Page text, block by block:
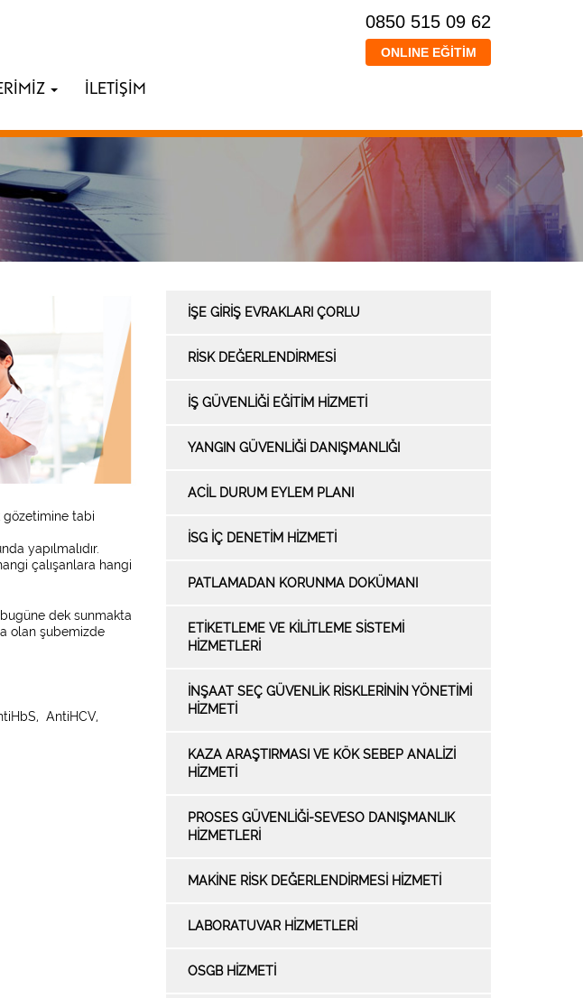
0850 515 09 62
ONLINE EĞİTİM
İLETİŞİM
gözetimine tabi
yapılmalıdır.
çalışanlara hangi
dek sunmakta
olan şubemizde
AntiHCV,
İŞE GİRİŞ EVRAKLARI ÇORLU
RİSK DEĞERLENDİRMESİ
İŞ GÜVENLİĞİ EĞİTİM HİZMETİ
YANGIN GÜVENLİĞİ DANIŞMANLIĞI
ACİL DURUM EYLEM PLANI
İSG İÇ DENETİM HİZMETİ
PATLAMADAN KORUNMA DOKÜMANI
ETİKETLEME VE KİLİTLEME SİSTEMİ
HİZMETLERİ
İNŞAAT SEÇ GÜVENLİK RİSKLERİNİN YÖNETİMİ
HİZMETİ
KAZA ARAŞTIRMASI VE KÖK SEBEP ANALİZİ
HİZMETİ
PROSES GÜVENLİĞİ-SEVESO DANIŞMANLIK
HİZMETLERİ
MAKİNE RİSK DEĞERLENDİRMESİ HİZMETİ
LABORATUVAR HİZMETLERİ
OSGB HİZMETİ